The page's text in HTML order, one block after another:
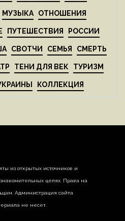
МУЗЫКА ОТНОШЕНИЯ
ПУТЕШЕСТВИЯ РОССИИ
СВОТЧИ СЕМЬЯ СМЕРТЬ
ТЕНИ ДЛЯ ВЕК ТУРИЗМ
КОЛЛЕКЦИЯ
из открытых источников и
целях. Права на
Администрация сайта
не несет.